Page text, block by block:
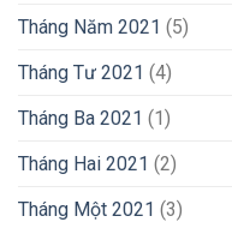
Tháng Năm 2021 (5)
Tháng Tư 2021 (4)
Tháng Ba 2021 (1)
Tháng Hai 2021 (2)
Tháng Một 2021 (3)